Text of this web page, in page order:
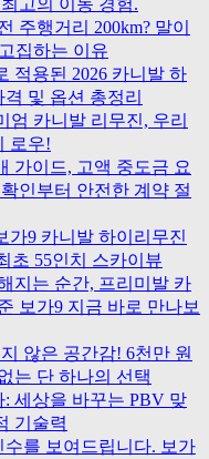
고의 이동 경험.
주행거리 200km? 말이
집하는 이유
적용된 2026 카니발 하
및 옵션 총정리
엄 카니발 리무진, 우리
로우!
가이드, 고액 중도금 요
인부터 안전한 계약 절
가9 카니발 하이리무진
초 55인치 스카이뷰
지는 순간, 프리미발 카
보가9 지금 바로 만나보
않은 공간감! 6천만 원
는 단 하나의 선택
세상을 바꾸는 PBV 맞
기술력
를 보여드립니다. 보가